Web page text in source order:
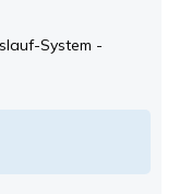
System -